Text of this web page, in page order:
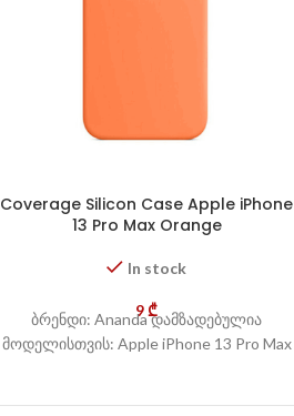
Coverage Silicon Case Apple iPhone
13 Pro Max Orange
In stock
9₾
ბრენდი: Ananda დამზადებულია
მოდელისთვის: Apple iPhone 13 Pro Max